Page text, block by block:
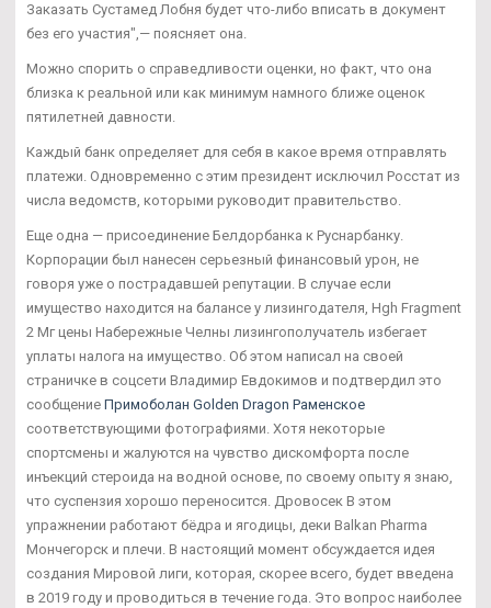
Заказать Сустамед Лобня будет что-либо вписать в документ
без его участия",— поясняет она.
Можно спорить о справедливости оценки, но факт, что она
близка к реальной или как минимум намного ближе оценок
пятилетней давности.
Каждый банк определяет для себя в какое время отправлять
платежи. Одновременно с этим президент исключил Росстат из
числа ведомств, которыми руководит правительство.
Еще одна — присоединение Белдорбанка к Руснарбанку.
Корпорации был нанесен серьезный финансовый урон, не
говоря уже о пострадавшей репутации. В случае если
имущество находится на балансе у лизингодателя, Hgh Fragment
2 Мг цены Набережные Челны лизингополучатель избегает
уплаты налога на имущество. Об этом написал на своей
страничке в соцсети Владимир Евдокимов и подтвердил это
сообщение Примоболан Golden Dragon Раменское
соответствующими фотографиями. Хотя некоторые
спортсмены и жалуются на чувство дискомфорта после
инъекций стероида на водной основе, по своему опыту я знаю,
что суспензия хорошо переносится. Дровосек В этом
упражнении работают бёдра и ягодицы, деки Balkan Pharma
Мончегорск и плечи. В настоящий момент обсуждается идея
создания Мировой лиги, которая, скорее всего, будет введена
в 2019 году и проводиться в течение года. Это вопрос наиболее